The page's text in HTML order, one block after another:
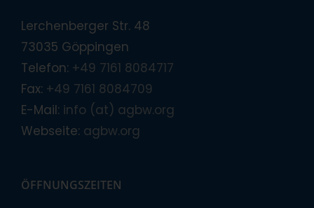
Lerchenberger Str. 48
73035 Göppingen
Telefon: +49 7161 8084717
Fax: +49 7161 8084709
E-Mail: info (at) agbw.org
Webseite: agbw.org
ÖFFNUNGSZEITEN